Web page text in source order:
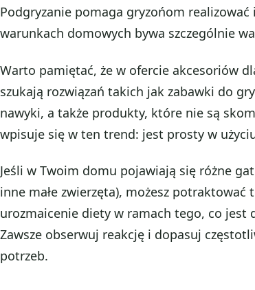
Podgryzanie pomaga gryzońom
warunkach domowych bywa szczególnie
Warto pamiętać, że w ofercie akcesoriów
szukają rozwiązań takich jak zabawki do
nawyki, a także produkty, które nie są
wpisuje się w ten trend: jest prosty w
Jeśli w Twoim domu pojawiają się różne
inne małe zwierzęta), możesz
urozmaicenie diety w ramach tego, co jest
Zawsze obserwuj reakcję i dopasuj
potrzeb.